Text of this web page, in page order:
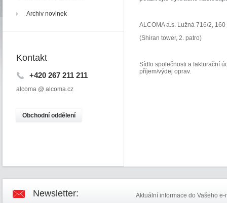
ALCOMA a.s. Lužná 716/2,
(Shiran tower, 2. patro)
Sídlo společnosti a fakturační
příjem/výdej oprav.
Archiv novinek
Kontakt
+420 267 211 211
alcoma @ alcoma.cz
Obchodní oddělení
Newsletter: Aktuální informace do Vašeho e-